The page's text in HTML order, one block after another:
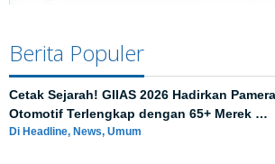
Berita Populer
Cetak Sejarah! GIIAS 2026 Hadirkan
Otomotif Terlengkap dengan 65+ Merek …
Di Headline, News, Umum